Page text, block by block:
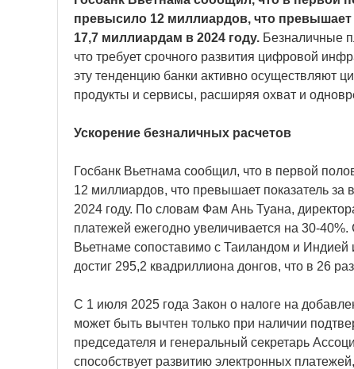
превысило 12 миллиардов, что превышает
17,7 миллиардам в 2024 году. Безналичные
что требует срочного развития цифровой
эту тенденцию банки активно
продукты и сервисы, расширяя охват и
Ускорение безналичных расчетов
Госбанк Вьетнама сообщил, что в первой
12 миллиардов, что превышает показатель
2024 году. По словам Фам Ань Туана,
платежей ежегодно увеличивается на 30-
Вьетнаме сопоставимо с Таиландом и
достиг 295,2 квадриллиона донгов, что в 26
С 1 июля 2025 года Закон о налоге на
может быть вычтен только при наличии
председателя и генеральный секретарь
способствует развитию электронных